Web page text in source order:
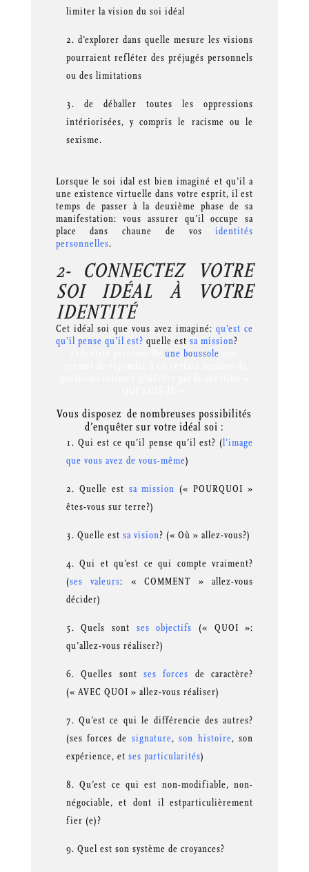
limiter la vision du soi idéal
d’explorer dans quelle mesure les visions
pourraient refléter des préjugés personnels
ou des limitations
de déballer toutes les oppressions
intériorisées, y compris le racisme ou le
sexisme.
Lorsque le soi idal est bien imaginé et qu’il a
une existence virtuelle dans votre esprit, il est
temps de passer à la deuxième phase de sa
manifestation: vous assurer qu’il occupe sa
place dans chaune de vosidentités
personnelles.
2- CONNECTEZ VOTRE
SOI IDÉAL À VOTRE
IDENTITÉ
Cet idéal soi que vous avez imaginé:qu’est ce
qu’il pense qu’il est? quelle est sa mission?
une boussole
Vous disposez de nombreuses possibilités
d’enquêter sur votre idéal soi :
Qui est ce qu’il pense qu’il est? (l’image
que vous avez de vous-même)
Quelle est sa mission (« POURQUOI »
êtes-vous sur terre?)
Quelle est sa vision? (« Où » allez-vous?)
Qui et qu’est ce qui compte vraiment?
(ses valeurs: « COMMENT » allez-vous
décider)
Quels sont ses objectifs (« QUOI »:
qu’allez-vous réaliser?)
Quelles sont ses forces de caractère?
(« AVEC QUOI » allez-vous réaliser)
Qu’est ce qui le différencie des autres?
(ses forces de signature,son histoire, son
expérience, et ses particularités)
Qu’est ce qui est non-modifiable, non-
négociable, et dont il estparticulièrement
fier (e)?
Quel est son système de croyances?